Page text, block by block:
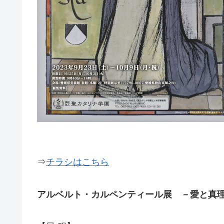
⇒チラシはこちら
アルベルト・カルペンティール展 －愛と真